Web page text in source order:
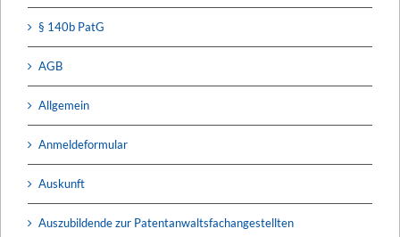
§ 140b PatG
AGB
Allgemein
Anmeldeformular
Auskunft
Auszubildende zur Patentanwaltsfachangestellten